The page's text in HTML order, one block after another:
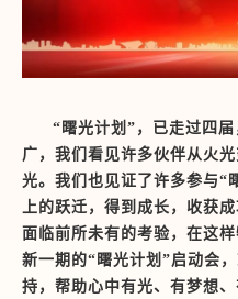
“曙光计划”，已走过四
广，我们看见许多伙伴从火
光。我们也见证了许多参与“
上的跃迁，得到成长，收获
面临前所未有的考验，在这
新一期的“曙光计划”启动会
持，帮助心中有光、有梦想